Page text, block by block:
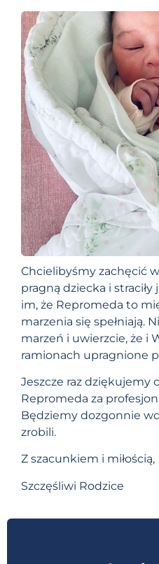
Chcielibyśmy zachęcić
pragną dziecka i
im, że Repromeda to
marzenia się spełniają.
marzeń i uwierzcie, że i
ramionach upragnione
Jeszcze raz dziękujemy
Repromeda za
Będziemy dozgonnie
zrobili.
Z szacunkiem i miłością,
Szczęśliwi Rodzice